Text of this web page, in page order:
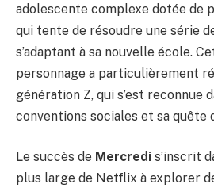
adolescente complexe dotée de
qui tente de résoudre une série
s’adaptant à sa nouvelle école.
personnage a particulièrement
génération Z, qui s’est reconnue
conventions sociales et sa quête
Le succès de Mercredi s’inscrit
plus large de Netflix à explorer